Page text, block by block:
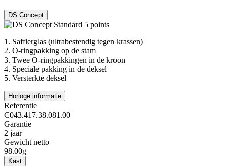
DS Concept
1. Saffierglas (ultrabestendig tegen krassen)
2. O-ringpakking op de stam
3. Twee O-ringpakkingen in de kroon
4. Speciale pakking in de deksel
5. Versterkte deksel
Horloge informatie
Referentie
C043.417.38.081.00
Garantie
2 jaar
Gewicht netto
98.00g
Kast